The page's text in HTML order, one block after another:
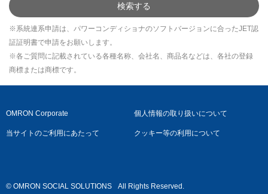
検索する
※系統連系申請は、パワーコンディショナのソフトバージョンに合ったJET認
証証明書で申請をお願いします。
※各ご質問に記載されている各種名称、会社名、商品名などは、各社の登録
商標または商標です。
OMRON Corporate 個人情報の取り扱いについて
当サイトのご利用にあたって クッキー等の利用について
© OMRON SOCIAL SOLUTIONS All Rights Reserved.